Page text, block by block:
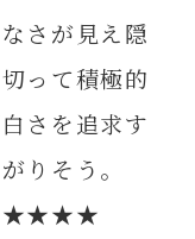
さが見え隠
って積極的
さを追求す
りそう。
：★★★★